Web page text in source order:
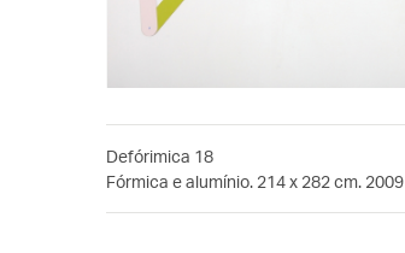
Defórimica 18
Fórmica e alumínio. 214 x 282 cm. 2009